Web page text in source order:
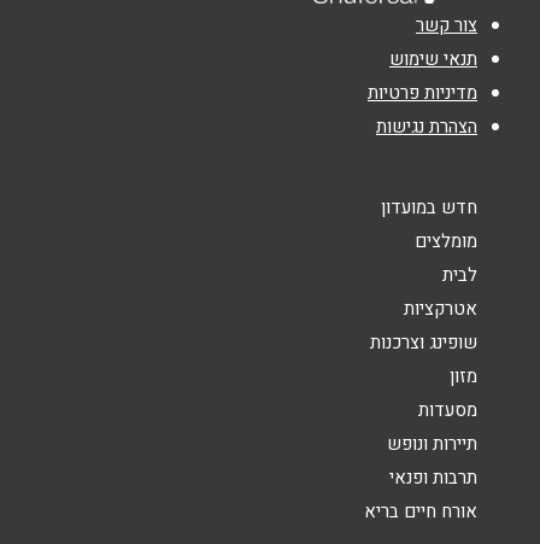
נושא*
אנא חזרו אלי בקשר ל...
צור קשר
תנאי שימוש
מדיניות פרטיות
הצהרת נגישות
חדש במועדון
מומלצים
לבית
אטרקציות
שופינג וצרכנות
מזון
מסעדות
תיירות ונופש
תרבות ופנאי
אורח חיים בריא